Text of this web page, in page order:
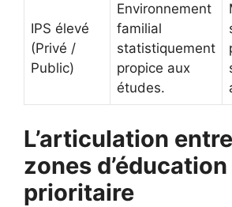
IPS élevé
(Privé /
Public)
Environnement
familial
statistiquement
propice aux
études.
L’articulation
zones d’éducation
prioritaire